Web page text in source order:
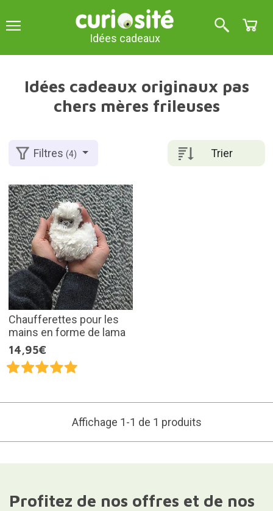
Idées cadeaux
Idées cadeaux originaux pas
chers mères frileuses
Trier
Filtres(4)
Chaufferettes pour les
mains en forme de lama
14,95€
Affichage 1-1 de 1 produits
Profitez de nos offres et de nos